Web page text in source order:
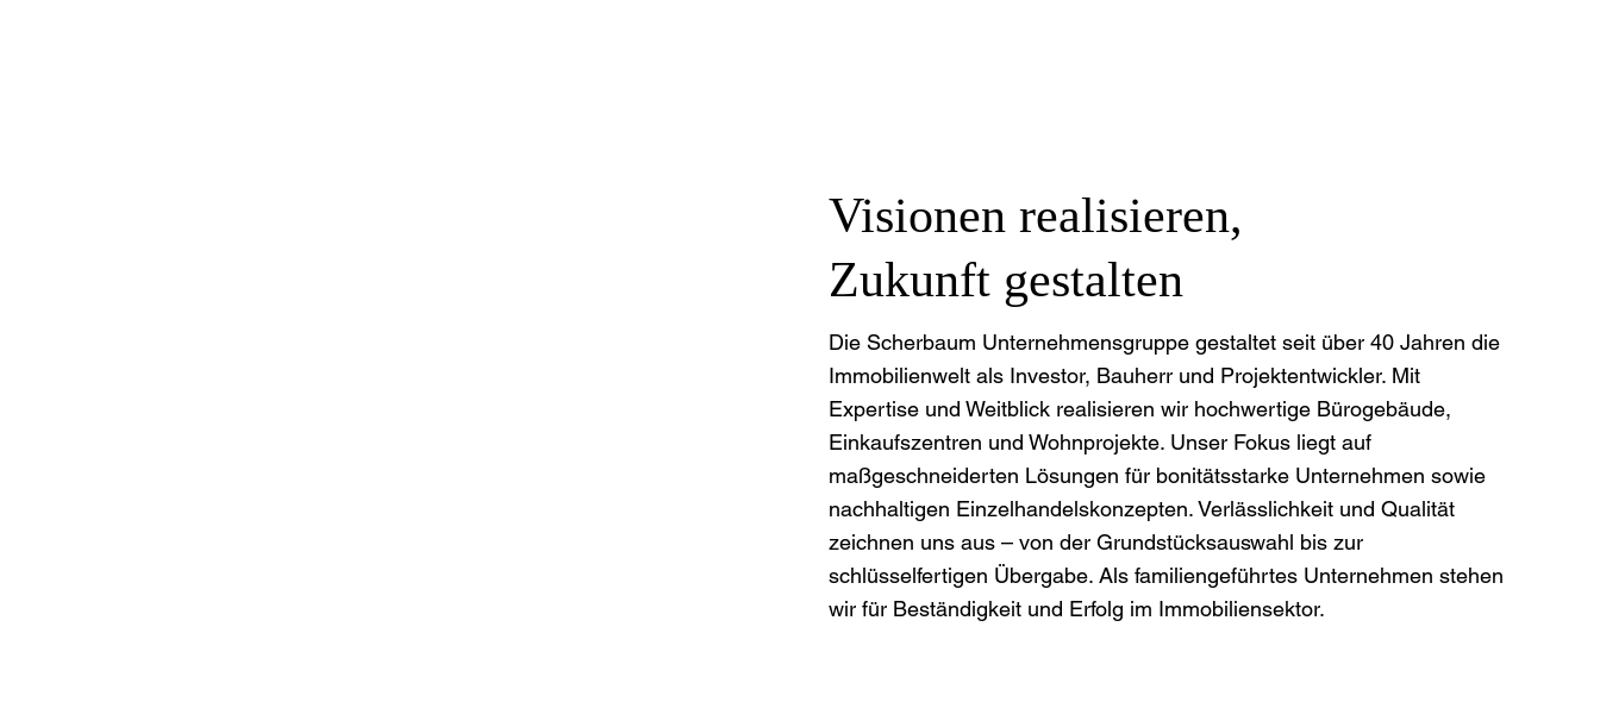
Visionen realisieren,
Zukunft gestalten
Die Scherbaum Unternehmensgruppe gestaltet seit über 40 Jahren die
Immobilienwelt als Investor, Bauherr und Projektentwickler. Mit
Expertise und Weitblick realisieren wir hochwertige Bürogebäude,
Einkaufszentren und Wohnprojekte. Unser Fokus liegt auf
maßgeschneiderten Lösungen für bonitätsstarke Unternehmen sowie
nachhaltigen Einzelhandelskonzepten. Verlässlichkeit und Qualität
zeichnen uns aus – von der Grundstücksauswahl bis zur
schlüsselfertigen Übergabe. Als familiengeführtes Unternehmen stehen
wir für Beständigkeit und Erfolg im Immobiliensektor.